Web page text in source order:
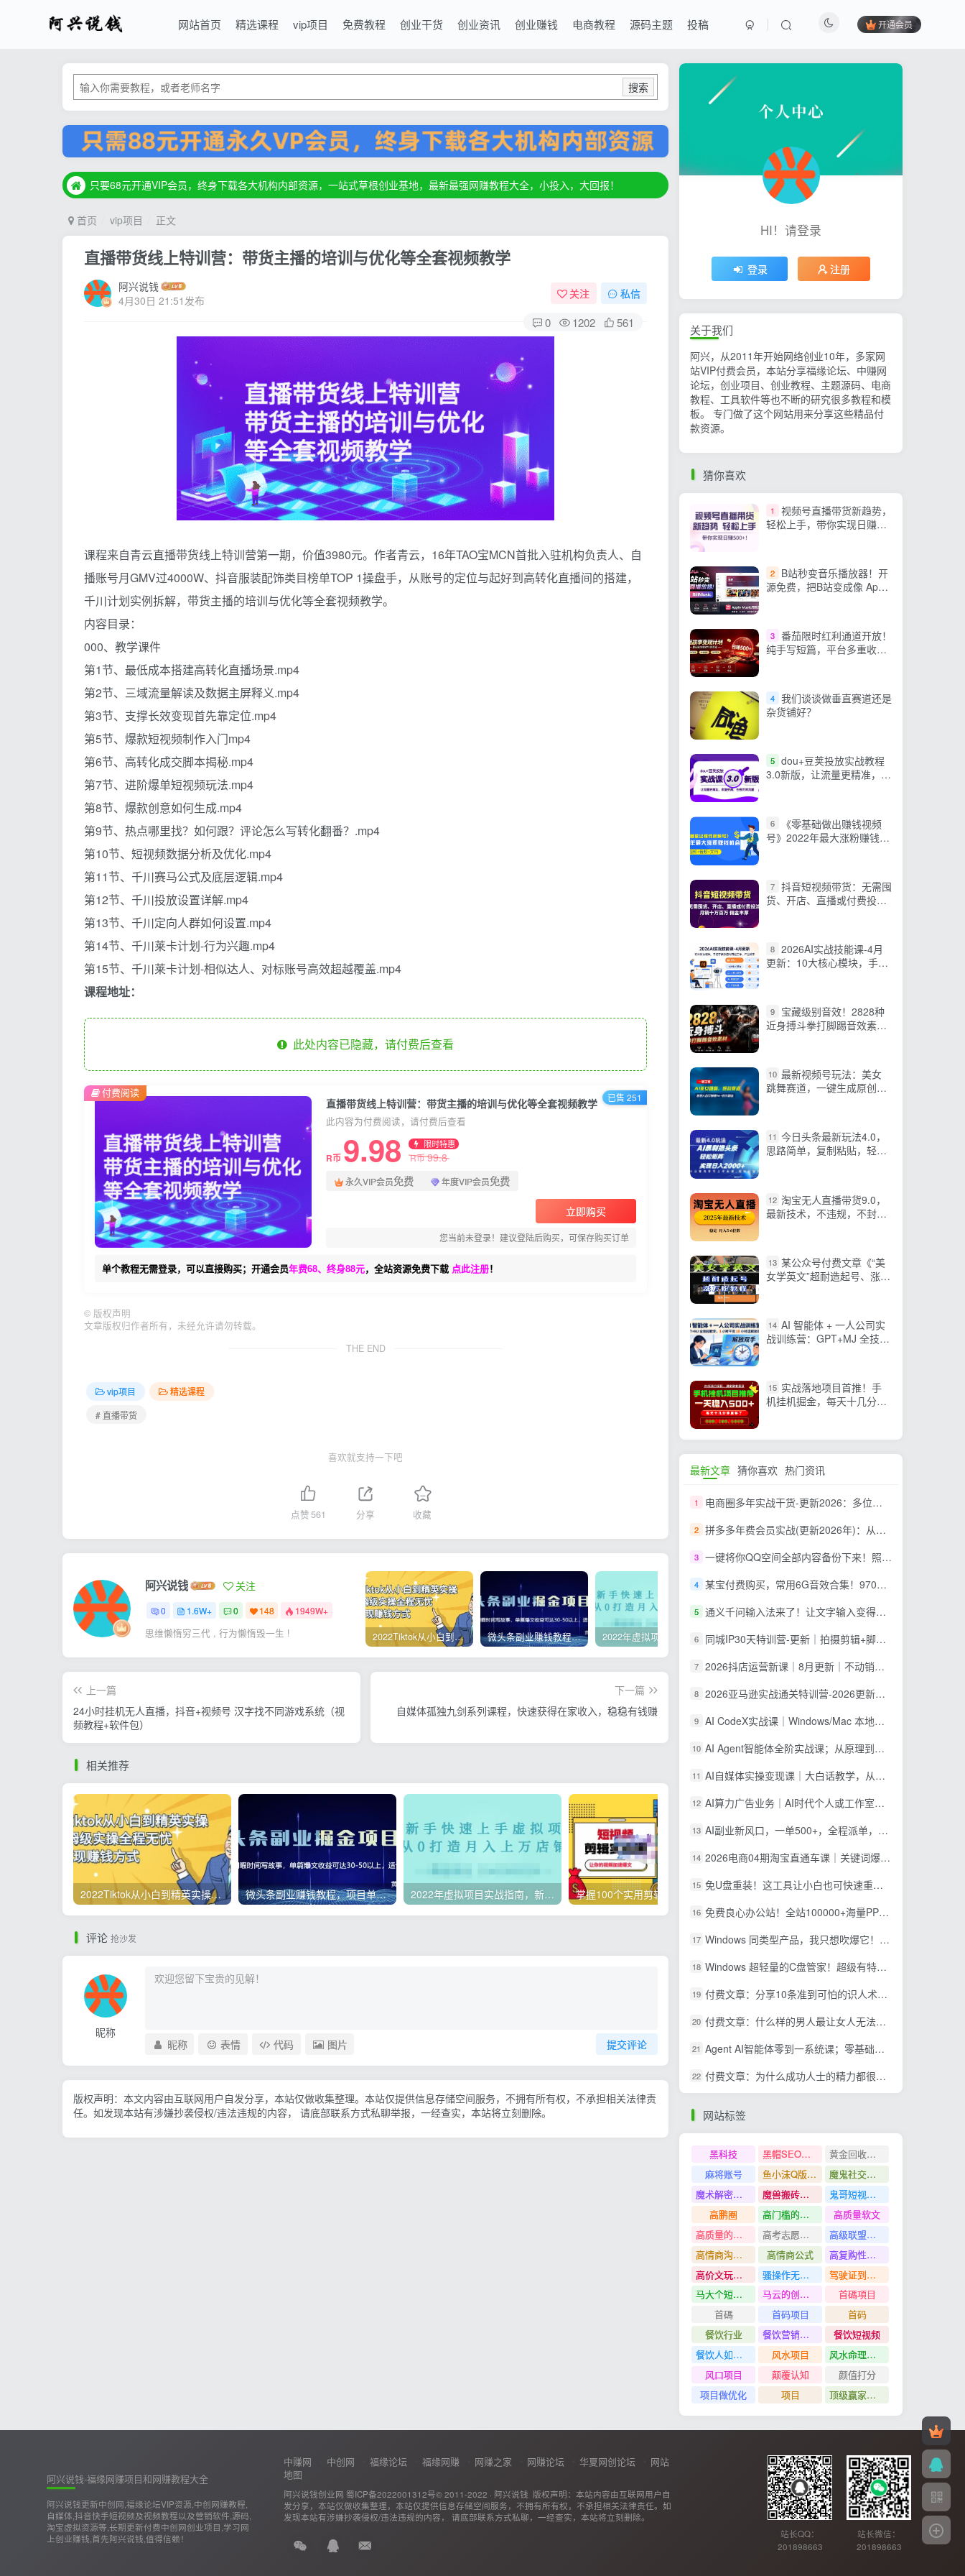
网站首页 精选课程 vip项目 免费教程 创业干货 创业资讯 创业赚钱 电商教程 源码主题 投稿 开通会员
搜索
只要68元开通VIP会员，终身下载各大机构内部资源，一站式草根创业基地，最新最强网赚教程大全，小投入，大回报！
只要68元开通VIP会员，终身下载各大机构内部资源，一站式草根创业基地，最新最强网赚教程大全，小投入，大回报！
只要68元开通VIP会员，终身下载各大机构内部资源，一站式草根创业基地，最新最强网赚教程大全，小投入，大回报！
首页 vip项目 正文
直播带货线上特训营：带货主播的培训与优化等全套视频教学
阿兴说钱
4月30日 21:51发布
关注 私信
0 1202 561
课程来自青云直播带货线上特训营第一期，价值3980元。作者青云，16年TAO宝MCN首批入驻机构负责人、自
播账号月GMV过4000W、抖音服装配饰类目榜单TOP 1操盘手，从账号的定位与起好到高转化直播间的搭建，
千川计划实例拆解，带货主播的培训与优化等全套视频教学。
内容目录：
000、教学课件
第1节、最低成本搭建高转化直播场景.mp4
第2节、三域流量解读及数据主屏释义.mp4
第3节、支撑长效变现首先靠定位.mp4
第5节、爆款短视频制作入门mp4
第6节、高转化成交脚本揭秘.mp4
第7节、进阶爆单短视频玩法.mp4
第8节、爆款创意如何生成.mp4
第9节、热点哪里找？如何跟？评论怎么写转化翻番？.mp4
第10节、短视频数据分析及优化.mp4
第11节、千川赛马公式及底层逻辑.mp4
第12节、千川投放设置详解.mp4
第13节、千川定向人群如何设置.mp4
第14节、千川莱卡计划-行为兴趣.mp4
第15节、千川莱卡计划-相似达人、对标账号高效超越覆盖.mp4
课程地址：
此处内容已隐藏，请付费后查看
直播带货线上特训营：带货主播的培训与优化等全套视频教学
此内容为付费阅读，请付费后查看
R币 9.98 限时特惠
R币99.8
永久VIP会员免费 年度VIP会员免费
立即购买
您当前未登录！建议登陆后购买，可保存购买订单
单个教程无需登录，可以直接购买；开通会员年费68、终身88元，全站资源免费下载 点此注册！
付费阅读 已售 251
© 版权声明
文章版权归作者所有，未经允许请勿转载。
THE END
vip项目
精选课程
# 直播带货
喜欢就支持一下吧
点赞 561 分享 收藏
阿兴说钱 关注
0 1.6W+ 0 148 1949W+
思维懒惰穷三代 , 行为懒惰毁一生 ! 2022Tiktok从小白到精英实操，0-1保姆级实操全程无忧，多种变现赚钱方式 微头条副业赚钱教程，项目单号单天做到50-100+收益 掌握100个实用剪辑方法，让你的视频加速上热门
上一篇
24小时挂机无人直播，抖音+视频号 汉字找不同游戏系统（视
频教程+软件包）
下一篇
自媒体孤独九剑系列课程，快速获得在家收入，稳稳有钱赚
相关推荐
2022Tiktok从小白到精英实操，0-1保姆级实操全程无忧，多种变现赚钱方式 微头条副业赚钱教程，项目单号单天做到50-100+收益 2022年虚拟项目实战指南，新手从0打造月入上万店铺【视频课程】 掌握100个实用剪辑方法，让你的视频加速上热门 忠余网创《百战奇略》第二法：零基础带你识破赚钱项目共生
评论 抢沙发
昵称
提交评论
昵称 表情 代码 图片
版权声明：本文内容由互联网用户自发分享，本站仅做收集整理。本站仅提供信息存储空间服务，不拥有所有权，不承担相关法律责
任。如发现本站有涉嫌抄袭侵权/违法违规的内容， 请底部联系方式私聊举报，一经查实，本站将立刻删除。
HI！请登录
登录 注册
关于我们
阿兴，从2011年开始网络创业10年，多家网
站VIP付费会员，本站分享福缘论坛、中赚网
论坛，创业项目、创业教程、主题源码、电商
教程、工具软件等也不断的研究很多教程和模
板。 专门做了这个网站用来分享这些精品付
款资源。
猜你喜欢
1
视频号直播带货新趋势，
轻松上手，带你实现日赚
2
B站秒变音乐播放器！开
源免费，把B站变成像 Apple
3 番茄限时红利通道开放！
纯手写短篇，平台多重收益
4 我们谈谈做垂直赛道还是
杂货铺好？
5 dou+豆荚投放实战教程
3.0新版，让流量更精准，质
6
《零基础做出赚钱视频
号》2022年最大涨粉赚钱机
7 抖音短视频带货：无需囤
货、开店、直播或付费投
8 2026AI实战技能课-4月
更新：10大核心模块，手把
9
宝藏级别音效！2828种
近身搏斗拳打脚踢音效素
10 最新视频号玩法：美女
跳舞赛道，一键生成原创视
11 今日头条最新玩法4.0，
思路简单，复制粘贴，轻松
12 淘宝无人直播带货9.0，
最新技术，不违规，不封
13 某公众号付费文章《“美
女学英文”超耐造起号、涨万
14 AI 智能体 + 一人公司实
战训练营：GPT+MJ 全技能
15 实战落地项目首推！手
机挂机掘金，每天十几分
最新文章 猜你喜欢 热门资讯
1 电商圈多年实战干货-更新2026：多位资深师兄实战干货/覆盖全域平台，中小卖家可复制的盈利指南
2 拼多多年费会员实战(更新2026年)：从基础到高阶盈利，干货拉满，帮你建立稳定盈利运营知识体系
3 一键将你QQ空间全部内容备份下来！照片 / 视频 /动态信息全存本地，Github最新开源项目 QzoneArchive
4 某宝付费购买，常用6G音效合集！970+首宣传片背景音乐，无版权可商用大气素材，分类清晰，高质量内容
5 通义千问输入法来了！让文字输入变得如此简单，最快 300 字/分，AI 自动润色，说话秒变工整文字
6 同城IP30天特训营-更新｜拍摄剪辑+脚本文案+引流成交，打爆本地流量提升门店业绩实操教学
7 2026抖店运营新课｜8月更新｜不动销起店+商品卡爆发｜达人玩法+店群批量复制｜轻松玩转抖音小店全域流量
8 2026亚马逊实战通关特训营-2026更新，多维选品+渐进式打法+AI应用，从0到1打造盈利店铺
9 AI CodeX实战课｜Windows/Mac 本地部署｜API 对接调通｜Skill 自制｜漫剧剪辑｜网站 VR 项目｜AI项目落地全教程
10 AI Agent智能体全阶实战课；从原理到实操全程手把手，无需编程基础也能搭建自动运行的智能体
11 AI自媒体实操变现课｜大白话教学，从短剧漫剧到动画制作，零基础也能掌握爆款内容创作与变现全流程
12 AI算力广告业务｜AI时代个人或工作室新赛道
13 AI副业新风口，一单500+，全程派单，0门槛直接干
14 2026电商04期淘宝直通车课｜关键词爆打矩阵，多计划低出价，新品爆款差异化投放实操教学
15 免U盘重装！这工具让小白也可快速重装 Windows，支持无人值守配置，数据无忧 CmzPrep_Rev2
16 免费良心办公站！全站100000+海量PPT素材免费下载，每日更新，分类清晰，免注册登录下载 爱PPT网
17 Windows 同类型产品，我只想吹爆它！把听歌变成了一场沉浸式视听现场，支持多平台歌单播放 Mineradio
18 Windows 超轻量的C盘管家！超级有特点，支持磁盘分析及清理提醒，2M大小体积，完全免费 C盘管家
19 付费文章：分享10条准到可怕的识人术术，希望能帮到大家。
20 付费文章：什么样的男人最让女人无法抵抗？
21 Agent AI智能体零到一系统课；零基础也能学会自动化实战，从核心概念到Coze工作流搭建完整覆盖
22 付费文章：为什么成功人士的精力都很旺盛？
网站标签
黑科技 黑帽SEO案例分析
黄金回收奢侈品
麻将账号
鱼小沫Q版人物团练课
魔鬼社交实战课全套课程
魔术解密教程
魔兽搬砖搞钱
鬼哥短视频底层逻辑
高鹏圈
高门槛的生意
高质量软文
高质量的问答和知识分享
高考志愿填报
高级联盟营销教程
高情商沟通管理课
高情商公式
高复购性行业
高价文玩众筹分红项目
骚操作无脑裂变
驾驶证到期换证
马大个短视频投放课
马云的创业故事
首碼項目
首碼
首码项目
首码
餐饮行业
餐饮营销管理特训班
餐饮短视频
餐饮人如何用团购给门店拓客
风水项目
风水命理项目
风口项目
颠覆认知
颜值打分
项目做优化
项目 顶级赢家思维
阿兴说钱-福缘网赚项目和网赚教程大全
阿兴说钱更新中创网,福缘论坛VIP资源,中创网赚教程,
自媒体,抖音快手短视频及视频教程以及营销软件,源码,
淘宝虚拟资源等,长期更新付费中创网创业项目,学习网
上创业赚钱,首先阿兴说钱,值得信赖！
中赚网 中创网 福缘论坛 福缘网赚 网赚之家 网赚论坛 华夏网创论坛
网站
地图
阿兴说钱创业网 蜀ICP备2022001312号© 2011-2022 · 阿兴说钱 版权声明：本站内容由互联网用户自
发分享，本站仅做收集整理，本站仅提供信息存储空间服务，不拥有所有权，不承担相关法律责任。如
发现本站有涉嫌抄袭侵权/违法违规的内容， 请底部联系方式私聊，一经查实，本站将立刻删除。
站长QQ：
201898663
站长微信：
201898663